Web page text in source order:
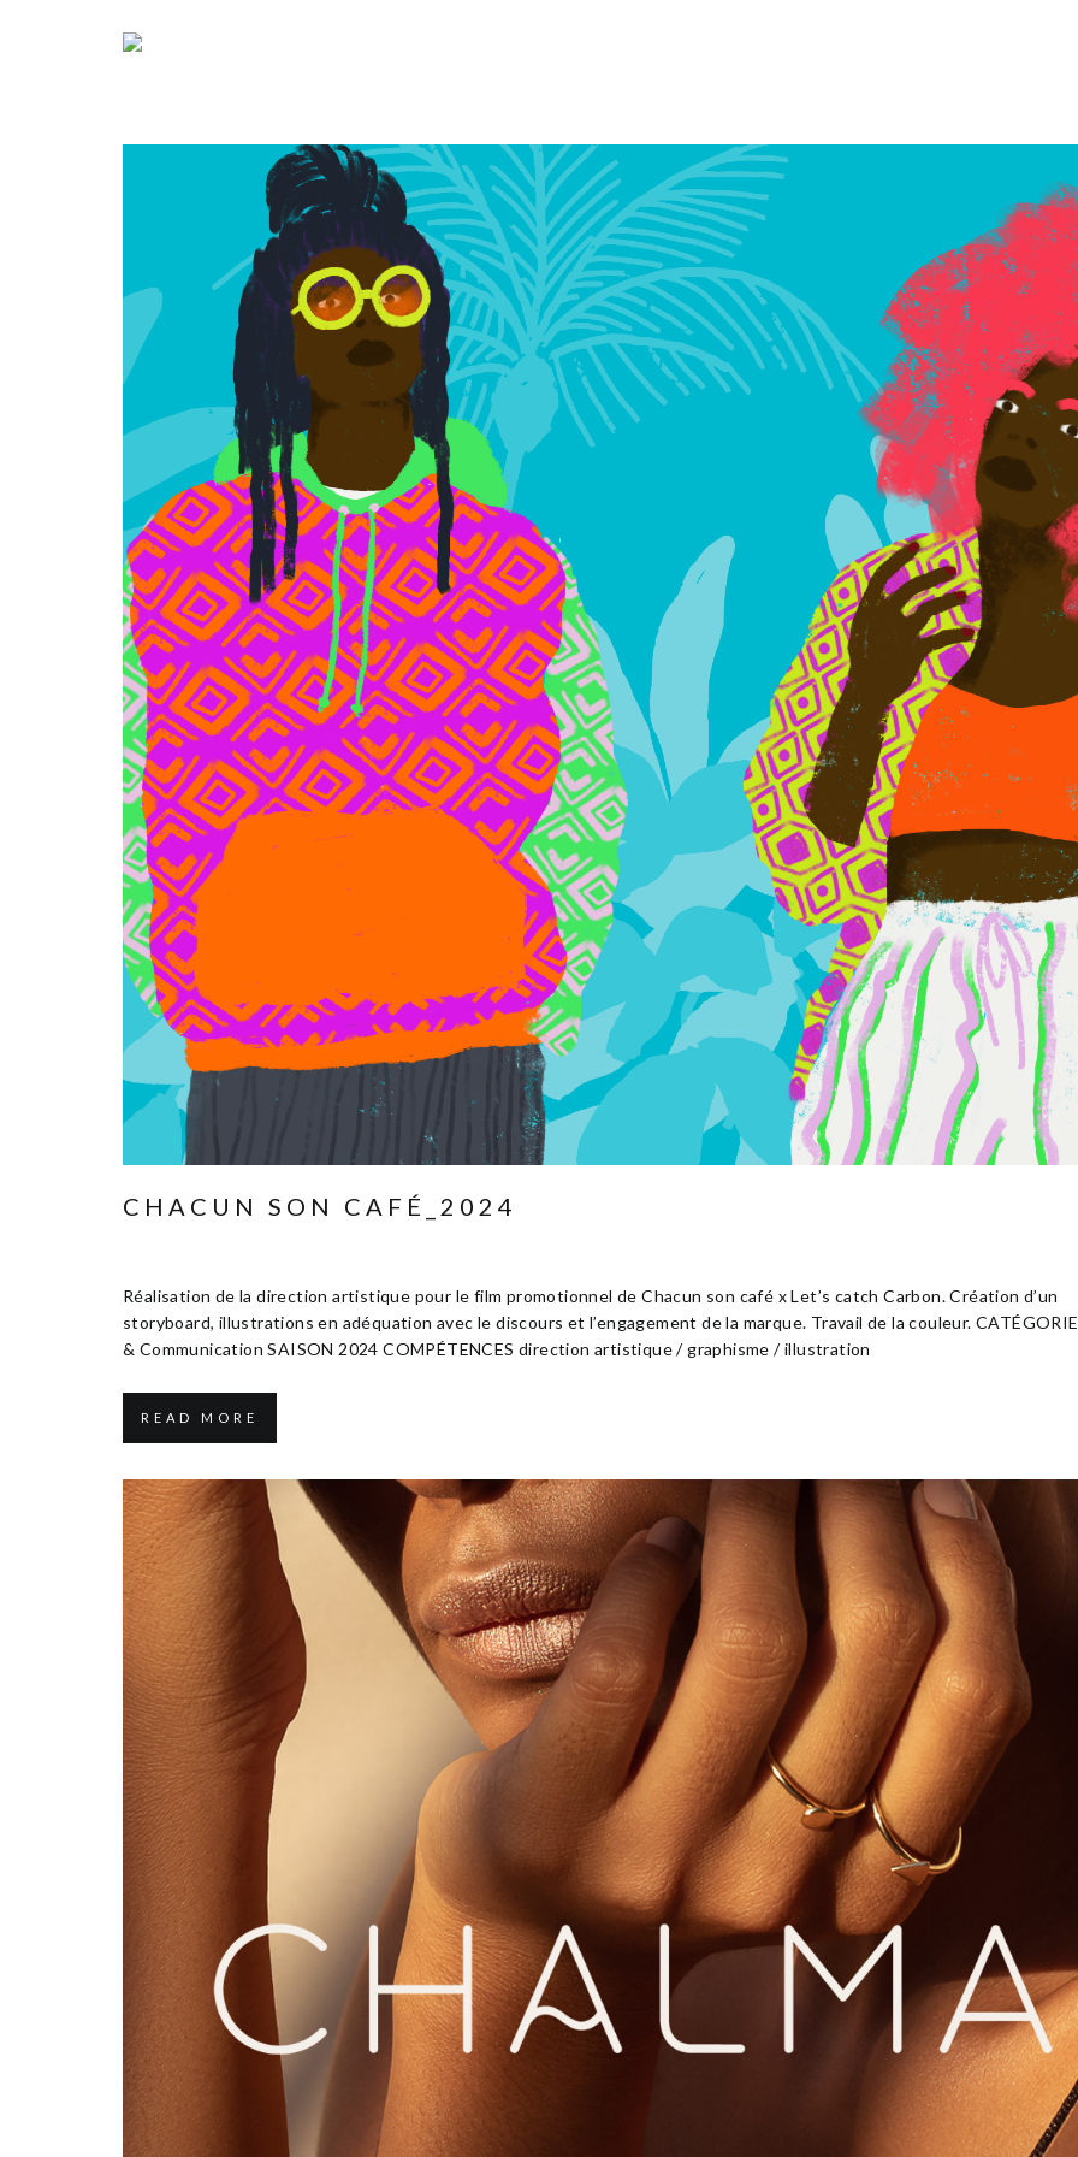
CHACUN SON CAFÉ_2024
Réalisation de la direction artistique pour le film promotionnel de Chacun son café x Let’s catch Carbon. Création d’un
storyboard, illustrations en adéquation avec le discours et l’engagement de la marque. Travail de la couleur.
& Communication SAISON 2024 COMPÉTENCES direction artistique / graphisme / illustration
READ MORE